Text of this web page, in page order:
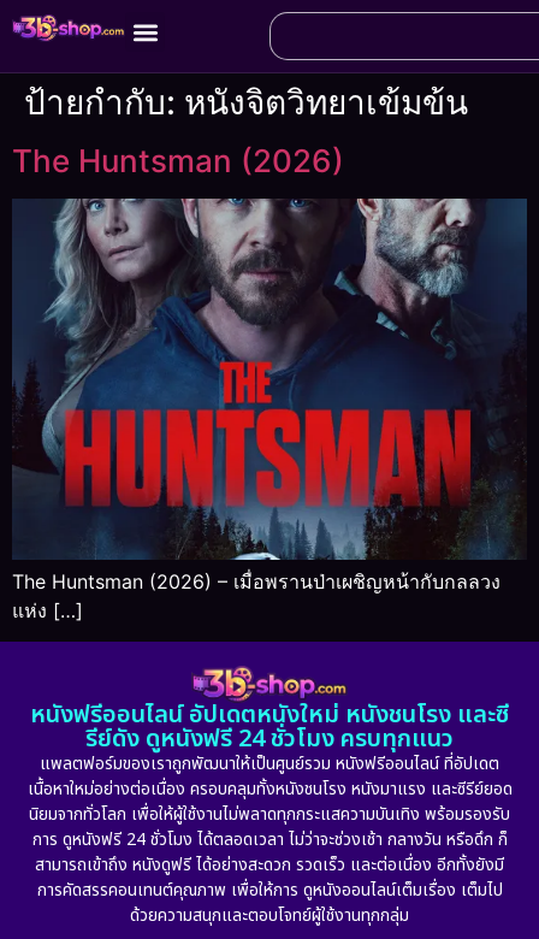
ป้ายกำกับ: หนังจิตวิทยาเข้มข้น
The Huntsman (2026)
The Huntsman (2026) – เมื่อพรานป่าเผชิญหน้ากับกลลวง
แห่ง […]
หนังฟรีออนไลน์ อัปเดตหนังใหม่ หนังชนโรง และซี
รีย์ดัง ดูหนังฟรี 24 ชั่วโมง ครบทุกแนว
แพลตฟอร์มของเราถูกพัฒนาให้เป็นศูนย์รวม หนังฟรีออนไลน์ ที่อัปเดต
เนื้อหาใหม่อย่างต่อเนื่อง ครอบคลุมทั้งหนังชนโรง หนังมาแรง และซีรีย์ยอด
นิยมจากทั่วโลก เพื่อให้ผู้ใช้งานไม่พลาดทุกกระแสความบันเทิง พร้อมรองรับ
การ ดูหนังฟรี 24 ชั่วโมง ได้ตลอดเวลา ไม่ว่าจะช่วงเช้า กลางวัน หรือดึก ก็
สามารถเข้าถึง หนังดูฟรี ได้อย่างสะดวก รวดเร็ว และต่อเนื่อง อีกทั้งยังมี
การคัดสรรคอนเทนต์คุณภาพ เพื่อให้การ ดูหนังออนไลน์เต็มเรื่อง เต็มไป
ด้วยความสนุกและตอบโจทย์ผู้ใช้งานทุกกลุ่ม